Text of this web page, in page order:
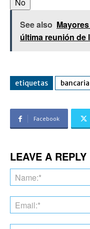
No
See also
última reunión de
etiquetas bancaria
Facebook
LEAVE A REPLY